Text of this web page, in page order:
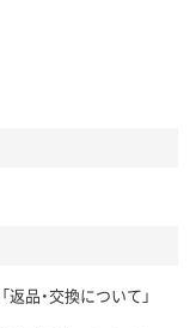
返品・交換について」